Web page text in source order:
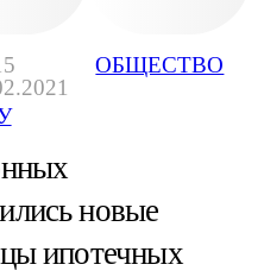
ОБЩЕСТВО
новые
ипотечных